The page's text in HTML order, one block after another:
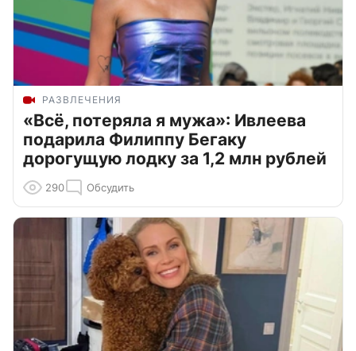
РАЗВЛЕЧЕНИЯ
«Всё, потеряла я мужа»: Ивлеева
подарила Филиппу Бегаку
дорогущую лодку за 1,2 млн рублей
290 Обсудить